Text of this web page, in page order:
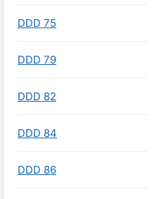
DDD 75
DDD 79
DDD 82
DDD 84
DDD 86